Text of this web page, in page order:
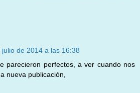
julio de 2014 a las 16:38
parecieron perfectos, a ver cuando nos
nueva publicación,